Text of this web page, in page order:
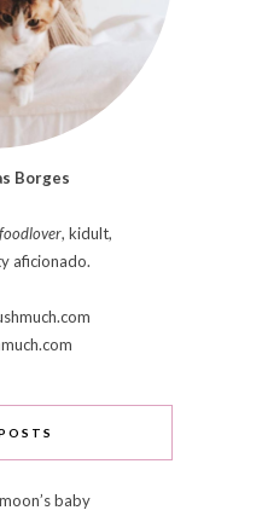
Borges
foodlover, kidult,
aficionado.
baby